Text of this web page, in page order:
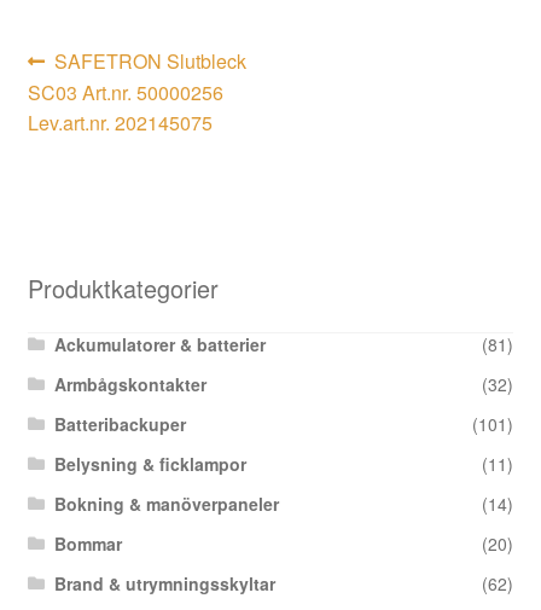
Inläggsnavigering
Föregående
inlägg:
SAFETRON Slutbleck
SC03 Art.nr. 50000256
Lev.art.nr. 202145075
Produktkategorier
Ackumulatorer & batterier
(81)
Armbågskontakter
(32)
Batteribackuper
(101)
Belysning & ficklampor
(11)
Bokning & manöverpaneler
(14)
Bommar
(20)
Brand & utrymningsskyltar
(62)